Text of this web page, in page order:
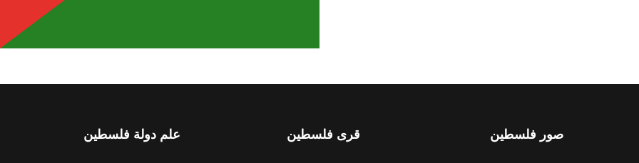
علم دولة فلسطين قرى فلسطين صور فلسطين